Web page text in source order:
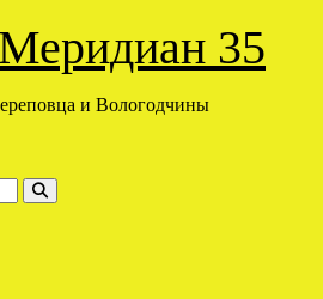
35
и Вологодчины